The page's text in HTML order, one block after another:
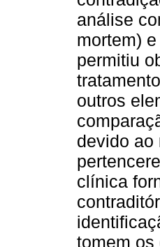
análise
mortem)
permitiu
outros
devido ao
clínica
tomem os